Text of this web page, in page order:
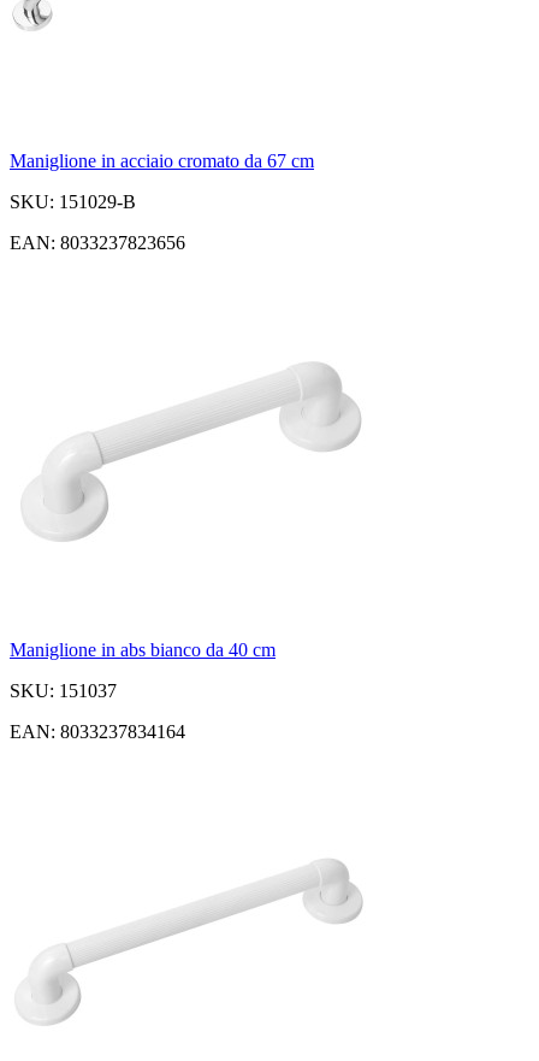
Maniglione in acciaio cromato da 67 cm
SKU: 151029-B
EAN: 8033237823656
Maniglione in abs bianco da 40 cm
SKU: 151037
EAN: 8033237834164